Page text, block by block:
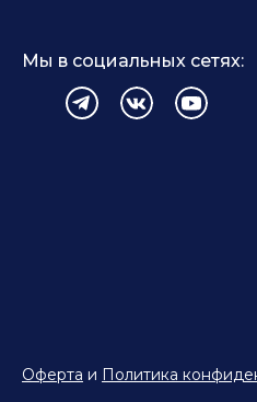
Мы в социальных сетях:
Оферта и Политика